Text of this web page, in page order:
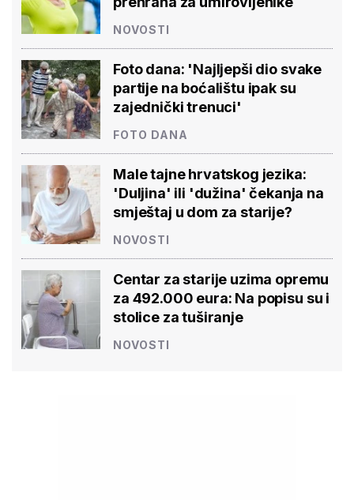
NOVOSTI
Foto dana: 'Najljepši dio svake
partije na boćalištu ipak su
zajednički trenuci'
FOTO DANA
Male tajne hrvatskog jezika:
'Duljina' ili 'dužina' čekanja na
smještaj u dom za starije?
NOVOSTI
Centar za starije uzima opremu
za 492.000 eura: Na popisu su i
stolice za tuširanje
NOVOSTI